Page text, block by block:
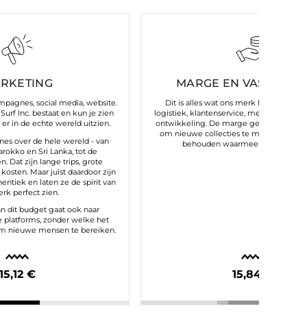
social media, website.
Inc. bestaat en kun je zien
in de echte wereld uitzien.
over de hele wereld - van
en Sri Lanka, tot de
Dat zijn lange trips, grote
Maar juist daardoor zijn
en laten ze de spirit van
perfect zien.
dit budget gaat ook naar
platforms, zonder welke het
nieuwe mensen te bereiken.
15,12 €
MARGE EN VASTE
Dit is alles wat ons merk laat draaien:
logistiek, klantenservice, medewerkers,
ontwikkeling. De marge geeft ons de
om nieuwe collecties te maken en de
behouden waarmee je ons
15,84 €